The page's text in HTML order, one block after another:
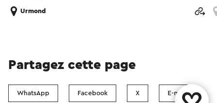
Urmond
Partagez cette page
WhatsApp Facebook X E-mail